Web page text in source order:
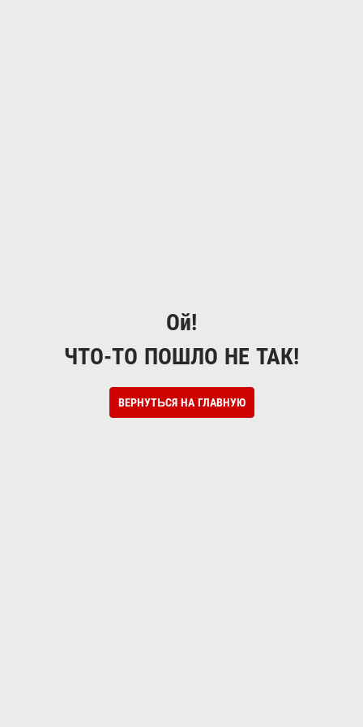
Ой!
ЧТО-ТО ПОШЛО НЕ ТАК!
ВЕРНУТЬСЯ НА ГЛАВНУЮ